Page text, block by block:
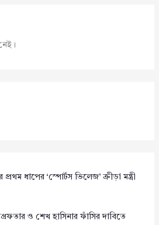
ধাপের ‘স্পোর্টস ভিলেজ’ ক্রীড়া মন্ত্রী
ও শেখ হাসিনার ফাঁসির দাবিতে